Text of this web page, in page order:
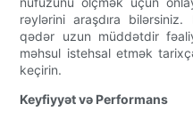
rəylərini araşdıra bilərsiniz.
qədər uzun müddətdir
məhsul istehsal etmək
keçirin.
Keyfiyyət və Performans